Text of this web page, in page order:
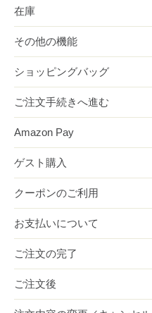
在庫
その他の機能
ショッピングバッグ
ご注文手続きへ進む
Amazon Pay
ゲスト購入
クーポンのご利用
お支払いについて
ご注文の完了
ご注文後